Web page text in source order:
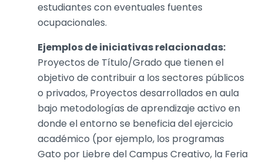
estudiantes con eventuales fuentes
ocupacionales.
Ejemplos de iniciativas relacionadas:
Proyectos de Título/Grado que tienen el
objetivo de contribuir a los sectores públicos
o privados, Proyectos desarrollados en aula
bajo metodologías de aprendizaje activo en
donde el entorno se beneficia del ejercicio
académico (por ejemplo, los programas
Gato por Liebre del Campus Creativo, la Feria